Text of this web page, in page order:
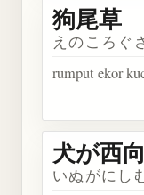
狗尾草
えのころぐ
rumput ekor
犬が西
いぬがにし